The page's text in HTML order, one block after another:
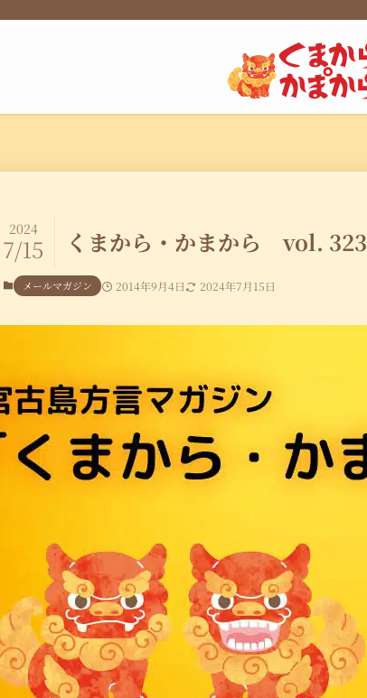
くまから・かまから vol. 323
2024
7/15
メールマガジン 2014年9月4日 2024年7月15日